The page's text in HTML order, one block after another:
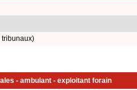
tribunaux)
- ambulant - exploitant forain